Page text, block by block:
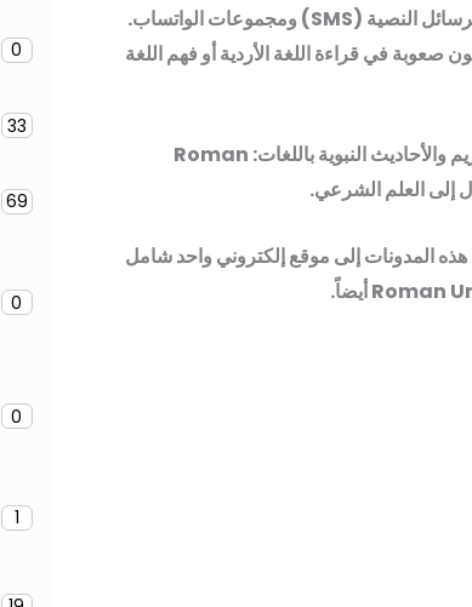
0
33
69
0
0
1
منذ عام 2011م أقوم بخدمة الدين الإسلامي عبر الرسائل النصية (SMS) ومجموعات الواتساب.
صعوبة في قراءة اللغة الأردية أو فهم اللغة
ولهذا قمت بإنشاء مدونات تحتوي على القرآن الكريم والأحاديث النبوية باللغات: Roman
هذه المدونات إلى موقع إلكتروني واحد شامل